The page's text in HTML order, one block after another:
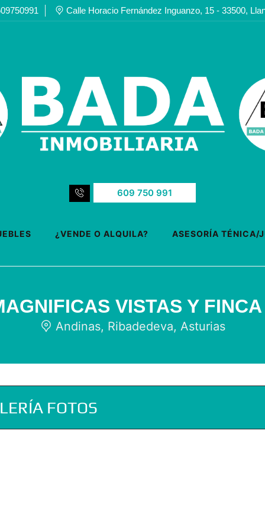
Calle Horacio Fernández Inguanzo, 15 - 33500,
609 750 991
¿VENDE O ALQUILA? ASESORÍA TÉNICA/
VISTAS Y
Andinas, Ribadedeva, Asturias
FOTOS